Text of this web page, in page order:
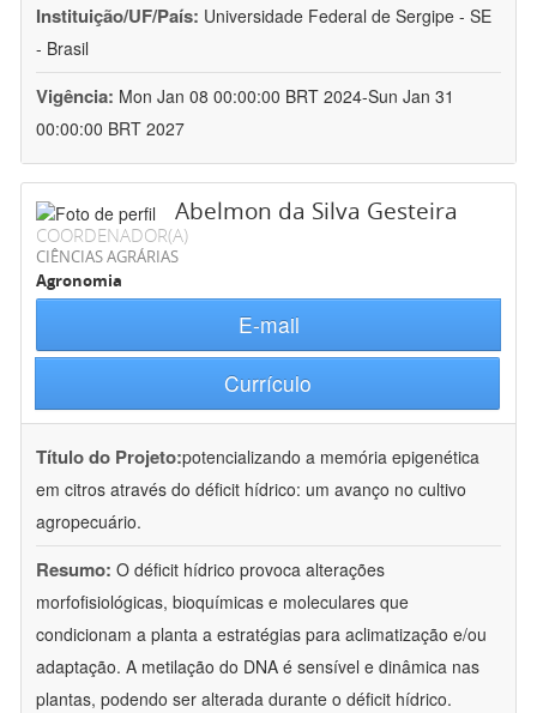
Instituição/UF/País: Universidade Federal de Sergipe - SE
- Brasil
Vigência: Mon Jan 08 00:00:00 BRT 2024-Sun Jan 31
00:00:00 BRT 2027
Abelmon da Silva Gesteira
COORDENADOR(A)
CIÊNCIAS AGRÁRIAS
Agronomia
E-mail
Currículo
Título do Projeto:potencializando a memória epigenética
em citros através do déficit hídrico: um avanço no cultivo
agropecuário.
Resumo: O déficit hídrico provoca alterações
morfofisiológicas, bioquímicas e moleculares que
condicionam a planta a estratégias para aclimatização e/ou
adaptação. A metilação do DNA é sensível e dinâmica nas
plantas, podendo ser alterada durante o déficit hídrico.